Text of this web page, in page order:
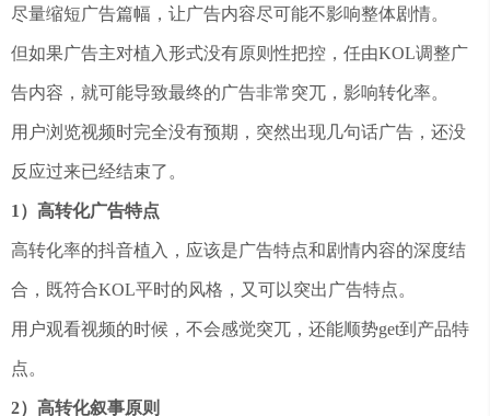
尽量缩短广告篇幅，让广告内容尽可能不影响整体剧情。
但如果广告主对植入形式没有原则性把控，任由KOL调整广
告内容，就可能导致最终的广告非常突兀，影响转化率。
用户浏览视频时完全没有预期，突然出现几句话广告，还没
反应过来已经结束了。
1）高转化广告特点
高转化率的抖音植入，应该是广告特点和剧情内容的深度结
合，既符合KOL平时的风格，又可以突出广告特点。
用户观看视频的时候，不会感觉突兀，还能顺势get到产品特
点。
2）高转化叙事原则